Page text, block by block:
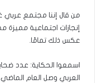
من قال إننا مجتمع عربي
إنجازات اجتماعية مميزة
عكس ذلك تمامًا.
اسمعوا الحكاية: عدد